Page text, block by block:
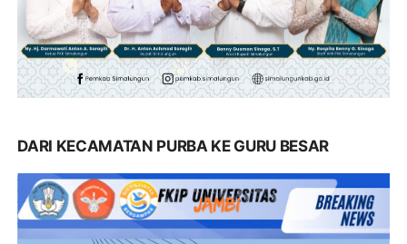
DARI KECAMATAN PURBA KE GURU BESAR